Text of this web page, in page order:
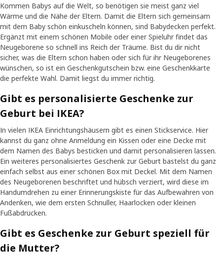
Kommen Babys auf die Welt, so benötigen sie meist ganz viel
Wärme und die Nähe der Eltern. Damit die Eltern sich gemeinsam
mit dem Baby schön einkuscheln können, sind Babydecken perfekt.
Ergänzt mit einem schönen Mobile oder einer Spieluhr findet das
Neugeborene so schnell ins Reich der Träume. Bist du dir nicht
sicher, was die Eltern schon haben oder sich für ihr Neugeborenes
wünschen, so ist ein Geschenkgutschein bzw. eine Geschenkkarte
die perfekte Wahl. Damit liegst du immer richtig.
Gibt es personalisierte Geschenke zur
Geburt bei IKEA?
In vielen IKEA Einrichtungshäusern gibt es einen Stickservice. Hier
kannst du ganz ohne Anmeldung ein Kissen oder eine Decke mit
dem Namen des Babys besticken und damit personalisieren lassen.
Ein weiteres personalisiertes Geschenk zur Geburt bastelst du ganz
einfach selbst aus einer schönen Box mit Deckel. Mit dem Namen
des Neugeborenen beschriftet und hübsch verziert, wird diese im
Handumdrehen zu einer Erinnerungskiste für das Aufbewahren von
Andenken, wie dem ersten Schnuller, Haarlocken oder kleinen
Fußabdrücken.
Gibt es Geschenke zur Geburt speziell für
die Mutter?